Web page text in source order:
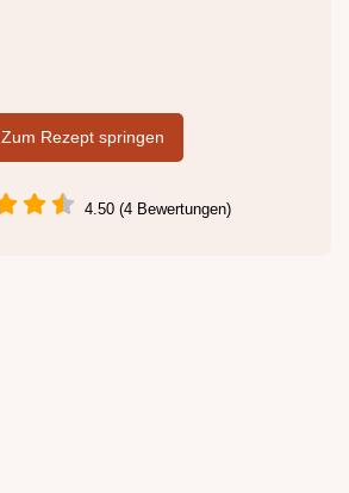
Zum Rezept springen
4.50 (4 Bewertungen)